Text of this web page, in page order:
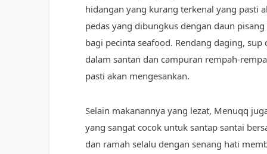
hidangan yang kurang terkenal yang pasti
pedas yang dibungkus dengan daun
bagi pecinta seafood. Rendang daging,
dalam santan dan campuran rempah-
pasti akan mengesankan.
Selain makanannya yang lezat, Menuqq
yang sangat cocok untuk santap santai
dan ramah selalu dengan senang hati